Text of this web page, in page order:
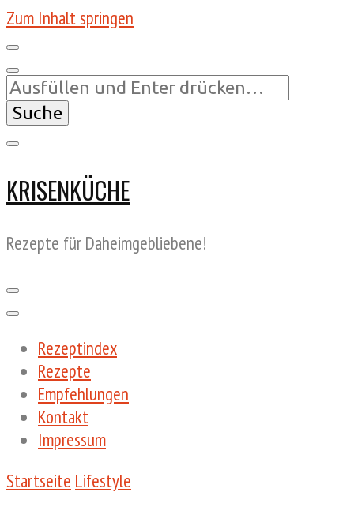
Zum Inhalt springen
Suchst
du
nach
KRISENKÜCHE
Rezepte für Daheimgebliebene!
Rezeptindex
Rezepte
Empfehlungen
Kontakt
Impressum
Startseite Lifestyle